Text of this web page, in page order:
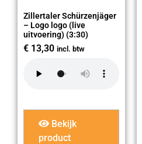
Zillertaler Schürzenjäger
– Logo logo (live
uitvoering) (3:30)
€ 13,30 incl. btw
Bekijk
product